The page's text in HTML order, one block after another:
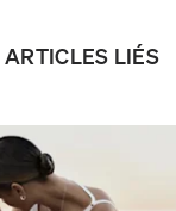
ARTICLES LIÉS